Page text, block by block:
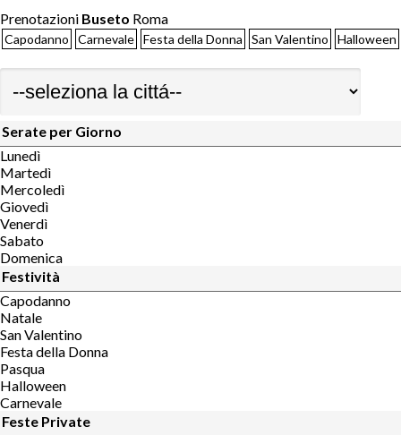
Prenotazioni Buseto Roma
Capodanno Carnevale Festa della Donna San Valentino Halloween
Serate per Giorno
Lunedì
Martedì
Mercoledì
Giovedì
Venerdì
Sabato
Domenica
Festività
Capodanno
Natale
San Valentino
Festa della Donna
Pasqua
Halloween
Carnevale
Feste Private